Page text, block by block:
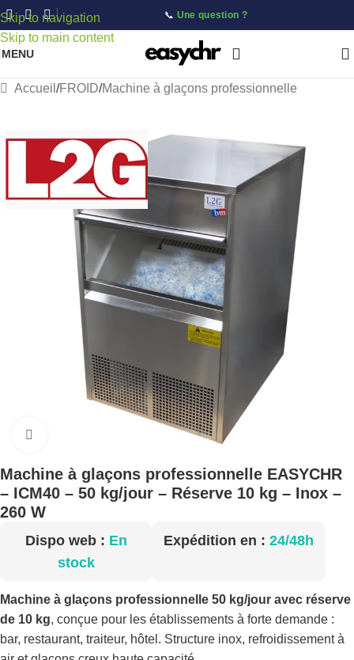
Skip to navigation
Skip to main content
📞 Une question ?
MENU
Accueil /FROID/Machine à glaçons professionnelle
Machine à glaçons professionnelle EASYCHR
– ICM40 – 50 kg/jour – Réserve 10 kg – Inox –
260 W
Dispo web : En
stock
Expédition en : 24/48h
Machine à glaçons professionnelle 50 kg/jour avec réserve
de 10 kg, conçue pour les établissements à forte demande :
bar, restaurant, traiteur, hôtel. Structure inox, refroidissement à